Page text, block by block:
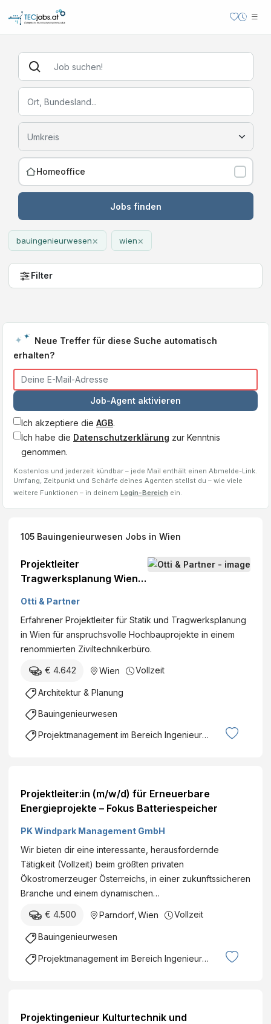
Homeoffice
Jobs finden
bauingenieurwesen× wien×
Filter
Neue Treffer für diese Suche automatisch
erhalten?
Job-Agent aktivieren
Ich akzeptiere die AGB.
Ich habe die Datenschutzerklärung zur Kenntnis
genommen.
Kostenlos und jederzeit kündbar – jede Mail enthält einen Abmelde-Link.
Umfang, Zeitpunkt und Schärfe deines Agenten stellst du – wie viele
weitere Funktionen – in deinem Login-Bereich ein.
105 Bauingenieurwesen Jobs in Wien
Projektleiter
Tragwerksplanung Wien
Otti & Partner
Erfahrener Projektleiter für Statik und Tragwerksplanung
in Wien für anspruchsvolle Hochbauprojekte in einem
renommierten Ziviltechnikerbüro.
€ 4.642 Wien Vollzeit
Architektur & Planung
Bauingenieurwesen
Projektmanagement im Bereich Ingenieurswesen
Projektleiter:in (m/w/d) für Erneuerbare
Energieprojekte – Fokus Batteriespeicher
PK Windpark Management GmbH
Wir bieten dir eine interessante, herausfordernde
Tätigkeit (Vollzeit) beim größten privaten
Ökostromerzeuger Österreichs, in einer zukunftssicheren
Branche und einem dynamischen…
€ 4.500 Parndorf,Wien Vollzeit
Bauingenieurwesen
Projektmanagement im Bereich Ingenieurswesen
Projektingenieur Kulturtechnik und